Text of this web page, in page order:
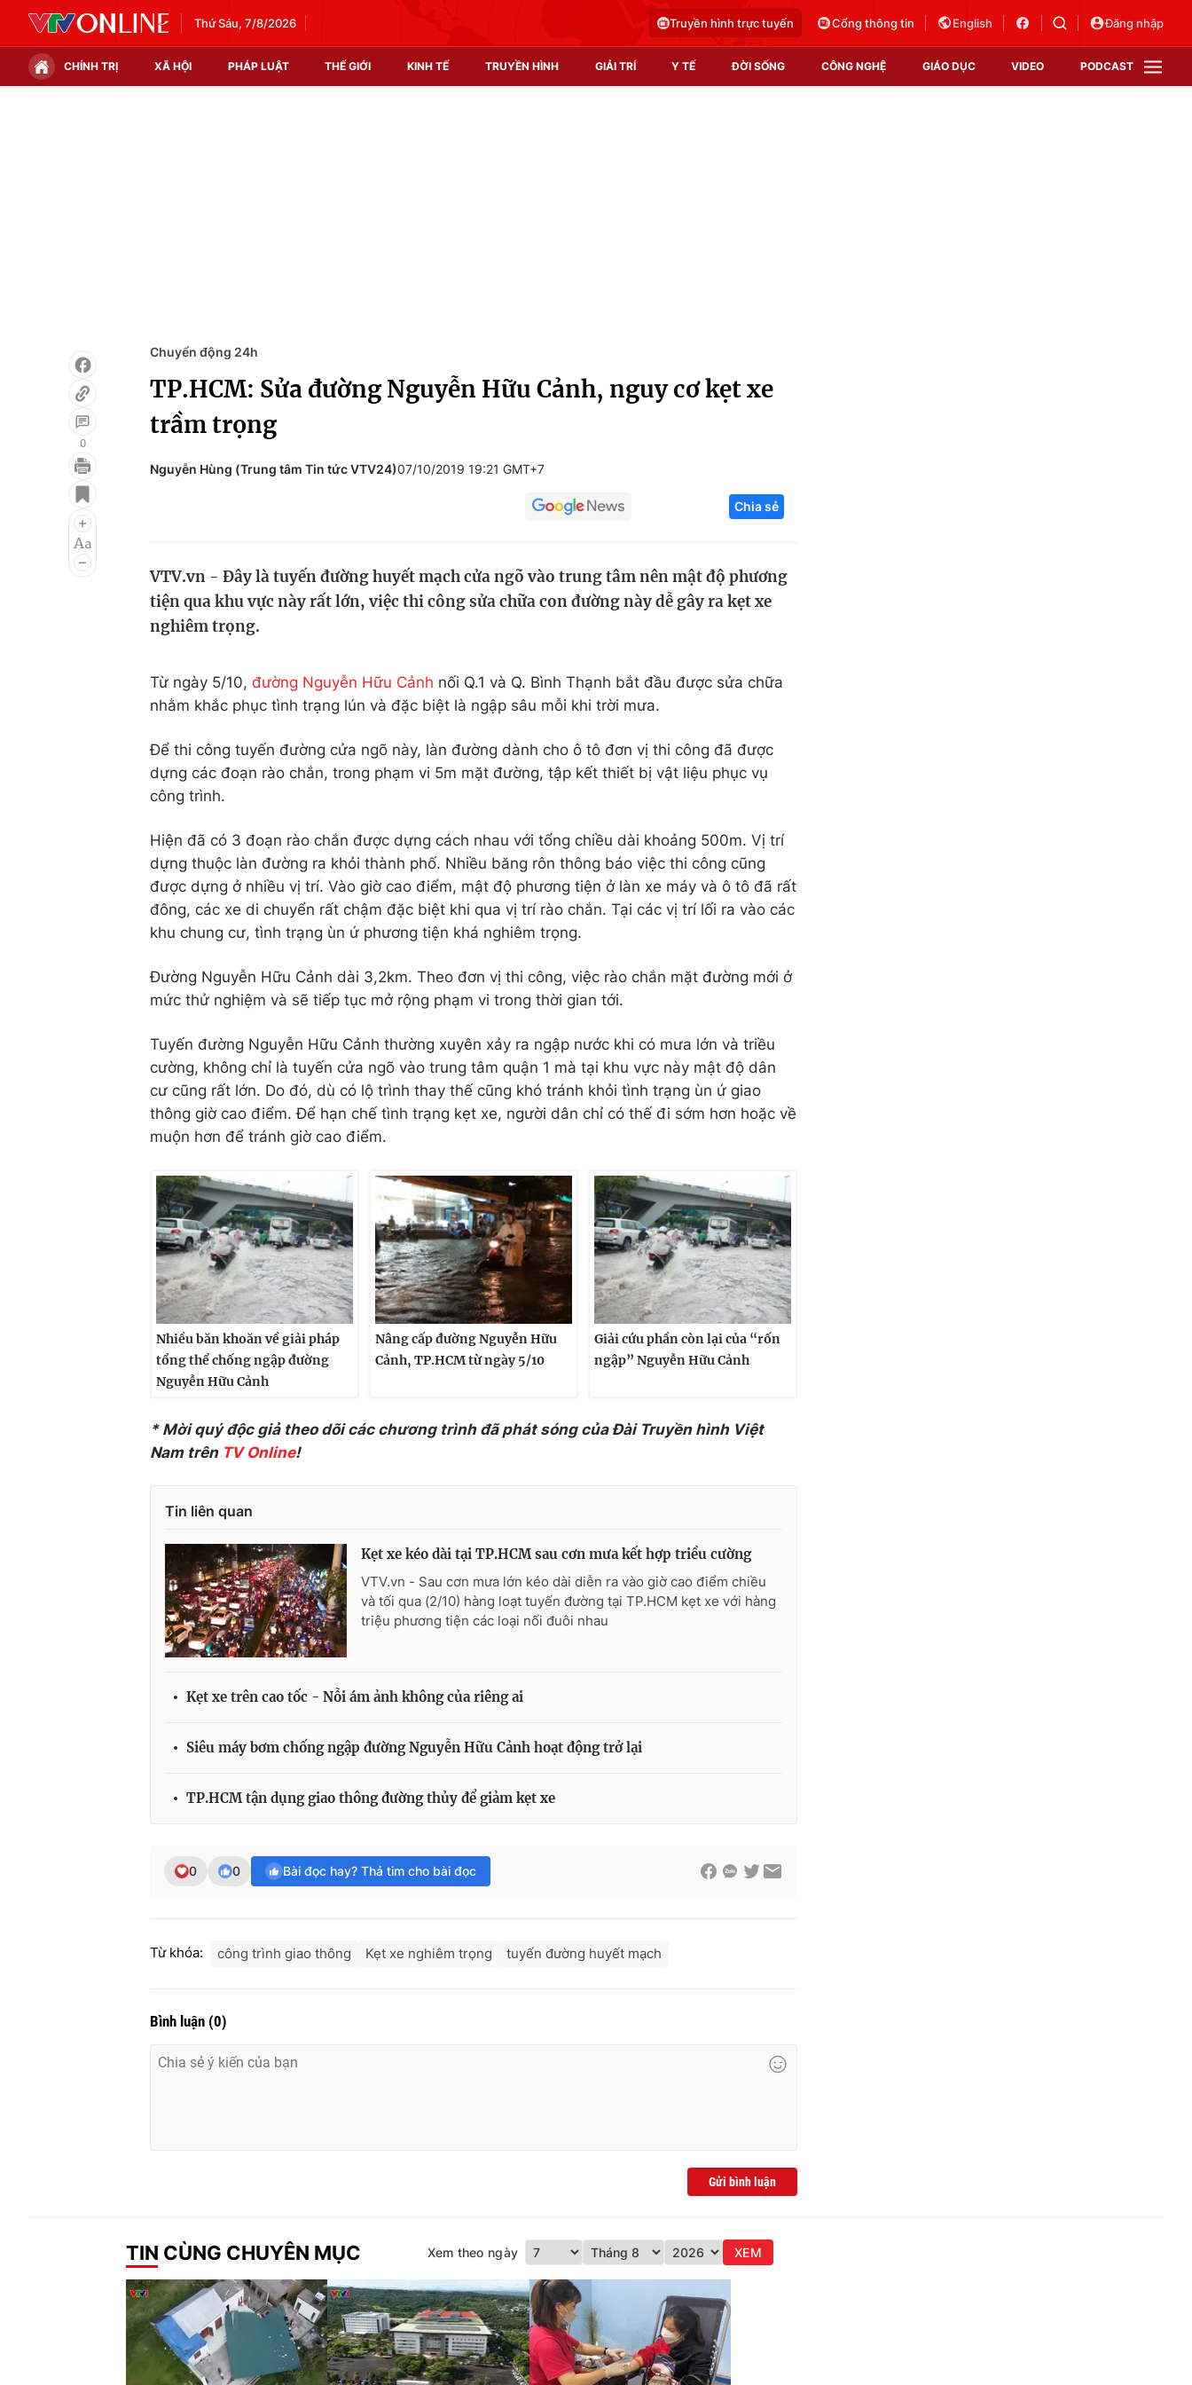
Thứ Sáu, 7/8/2026 Truyền hình trực tuyến Cổng thông tin English Đăng nhập
CHÍNH TRỊ XÃ HỘI PHÁP LUẬT THẾ GIỚI KINH TẾ TRUYỀN HÌNH GIẢI TRÍ Y TẾ ĐỜI SỐNG CÔNG NGHỆ GIÁO DỤC VIDEO PODCAST
Infographic
Điện ảnh
Âm nhạc
Chất lượng cuộc sống
Tuyển sinh
Hitech Công nghệ tương lai
Thị trường
0
Chuyển động 24h
TP.HCM: Sửa đường Nguyễn Hữu Cảnh, nguy cơ kẹt xe
trầm trọng
Nguyễn Hùng (Trung tâm Tin tức VTV24)07/10/2019 19:21 GMT+7
Chia sẻ
VTV.vn - Đây là tuyến đường huyết mạch cửa ngõ vào trung tâm nên mật độ phương
tiện qua khu vực này rất lớn, việc thi công sửa chữa con đường này dễ gây ra kẹt xe
nghiêm trọng.
Từ ngày 5/10, đường Nguyễn Hữu Cảnh nối Q.1 và Q. Bình Thạnh bắt đầu được sửa chữa
nhằm khắc phục tình trạng lún và đặc biệt là ngập sâu mỗi khi trời mưa.
Để thi công tuyến đường cửa ngõ này, làn đường dành cho ô tô đơn vị thi công đã được
dựng các đoạn rào chắn, trong phạm vi 5m mặt đường, tập kết thiết bị vật liệu phục vụ
công trình.
Hiện đã có 3 đoạn rào chắn được dựng cách nhau với tổng chiều dài khoảng 500m. Vị trí
dựng thuộc làn đường ra khỏi thành phố. Nhiều băng rôn thông báo việc thi công cũng
được dựng ở nhiều vị trí. Vào giờ cao điểm, mật độ phương tiện ở làn xe máy và ô tô đã rất
đông, các xe di chuyển rất chậm đặc biệt khi qua vị trí rào chắn. Tại các vị trí lối ra vào các
khu chung cư, tình trạng ùn ứ phương tiện khá nghiêm trọng.
Đường Nguyễn Hữu Cảnh dài 3,2km. Theo đơn vị thi công, việc rào chắn mặt đường mới ở
mức thử nghiệm và sẽ tiếp tục mở rộng phạm vi trong thời gian tới.
Tuyến đường Nguyễn Hữu Cảnh thường xuyên xảy ra ngập nước khi có mưa lớn và triều
cường, không chỉ là tuyến cửa ngõ vào trung tâm quận 1 mà tại khu vực này mật độ dân
cư cũng rất lớn. Do đó, dù có lộ trình thay thế cũng khó tránh khỏi tình trạng ùn ứ giao
thông giờ cao điểm. Để hạn chế tình trạng kẹt xe, người dân chỉ có thế đi sớm hơn hoặc về
muộn hơn để tránh giờ cao điểm.
Nhiều băn khoăn về giải pháp
tổng thể chống ngập đường
Nguyễn Hữu Cảnh
Nâng cấp đường Nguyễn Hữu
Cảnh, TP.HCM từ ngày 5/10
Giải cứu phần còn lại của “rốn
ngập” Nguyễn Hữu Cảnh
* Mời quý độc giả theo dõi các chương trình đã phát sóng của Đài Truyền hình Việt
Nam trên TV Online!
Tin liên quan
Kẹt xe kéo dài tại TP.HCM sau cơn mưa kết hợp triều cường
VTV.vn - Sau cơn mưa lớn kéo dài diễn ra vào giờ cao điểm chiều
và tối qua (2/10) hàng loạt tuyến đường tại TP.HCM kẹt xe với hàng
triệu phương tiện các loại nối đuôi nhau
Kẹt xe trên cao tốc - Nỗi ám ảnh không của riêng ai
Siêu máy bơm chống ngập đường Nguyễn Hữu Cảnh hoạt động trở lại
TP.HCM tận dụng giao thông đường thủy để giảm kẹt xe
0 0 Bài đọc hay? Thả tim cho bài đọc
Từ khóa: công trình giao thông Kẹt xe nghiêm trọng tuyến đường huyết mạch
Bình luận (0)
Gửi bình luận
TIN CÙNG CHUYÊN MỤC Xem theo ngày XEM